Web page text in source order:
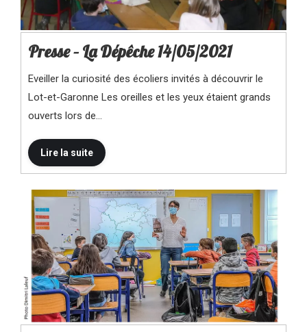
Presse – La Dépêche 14/05/2021
Eveiller la curiosité des écoliers invités à découvrir le
Lot-et-Garonne Les oreilles et les yeux étaient grands
ouverts lors de…